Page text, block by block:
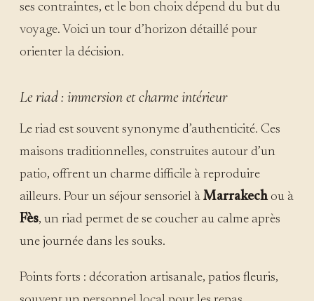
ses contraintes, et le bon choix dépend du but du
voyage. Voici un tour d’horizon détaillé pour
orienter la décision.
Le riad : immersion et charme intérieur
Le riad est souvent synonyme d’authenticité. Ces
maisons traditionnelles, construites autour d’un
patio, offrent un charme difficile à reproduire
ailleurs. Pour un séjour sensoriel à Marrakechou à
Fès, un riad permet de se coucher au calme après
une journée dans les souks.
Points forts : décoration artisanale, patios fleuris,